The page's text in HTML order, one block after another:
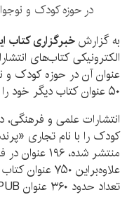
در حوزه کودک و
به گزارشخبرگزاری کتاب
عنوان آن در حوزه کودک و
۵۰ عنوان کتاب دیگر خود را نیز در قالب الکترونیکی منتشر کند.
کودک را با نام تجاری
منتشر شده،
علاوه‌براین
تعداد حدود ۳۶۰ عنوان EPUB و ۳۴۰ عنوان pdf است.